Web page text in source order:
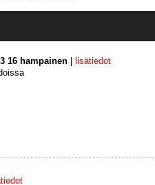
16 hampainen
lisätiedot